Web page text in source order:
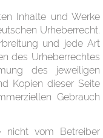
Inhalte und Werke
Urheberrecht.
und jede Art
des Urheberrechtes
des jeweiligen
Kopien dieser Seite
Gebrauch
nicht vom Betreiber